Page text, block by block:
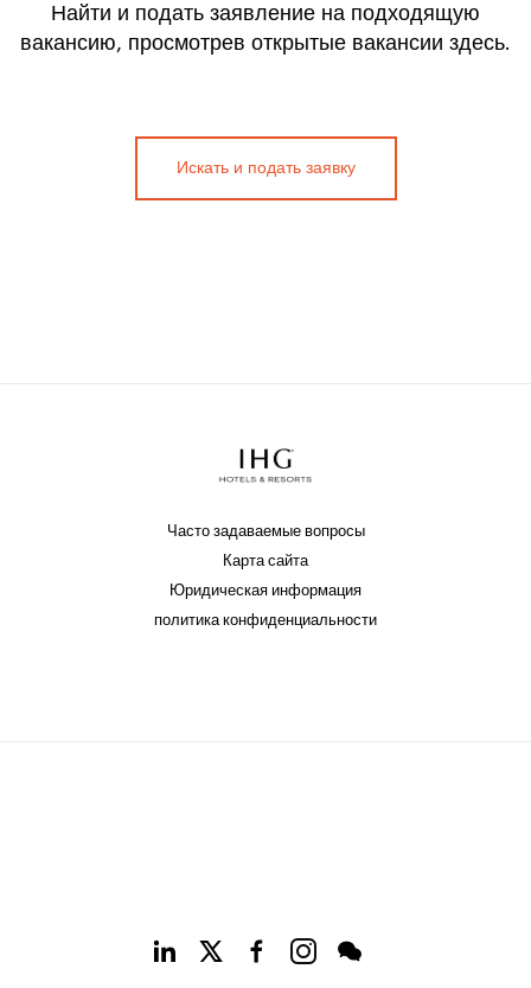
Искать и подать заявку
Найти и подать заявление на подходящую
вакансию, просмотрев открытые вакансии здесь.
Часто задаваемые вопросы
Карта сайта
Юридическая информация
политика конфиденциальности